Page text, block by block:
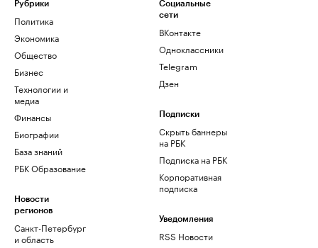
Рубрики
Политика
Экономика
Общество
Бизнес
Технологии и
медиа
Финансы
Биографии
База знаний
РБК Образование
Новости
регионов
Санкт-Петербург
и область
Социальные
сети
ВКонтакте
Одноклассники
Telegram
Дзен
Подписки
Скрыть баннеры
на РБК
Подписка на РБК
Корпоративная
подписка
Уведомления
RSS Новости